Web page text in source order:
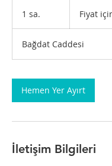
1 sa.
arayınız
Fiyat
Bağdat Caddesi
Hemen Yer Ayırt
İletişim Bilgileri